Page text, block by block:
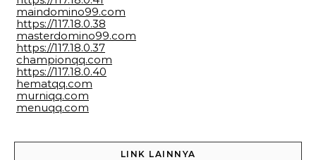
maindomino99.com
https://117.18.0.38
masterdomino99.com
https://117.18.0.37
championqq.com
https://117.18.0.40
hematqq.com
murniqq.com
menuqq.com
LINK LAINNYA